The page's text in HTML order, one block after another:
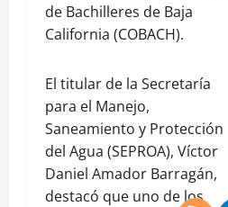
de Bachilleres de Baja
California (COBACH).
El titular de la Secretaría
para el Manejo,
Saneamiento y Protección
del Agua (SEPROA), Víctor
Daniel Amador Barragán,
destacó que uno de los